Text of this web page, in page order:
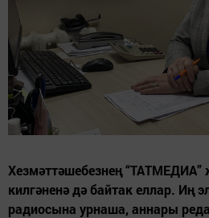
Хезмәттәшебезнең
килгәненә дә байтак еллар. Иң
радиосына урнаша, аннары